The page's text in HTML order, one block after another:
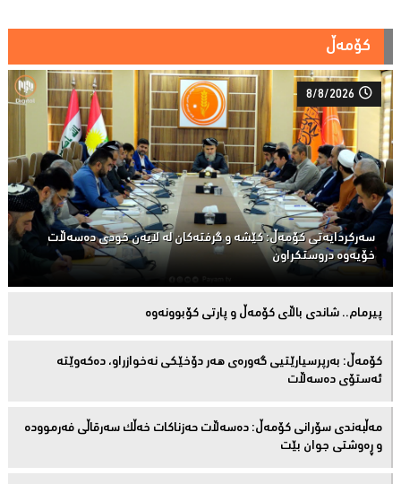
کۆمەڵ
8/8/2026
سەركردایەتی كۆمەڵ: كێشە و گرفتەكان لە لایەن خودی دەسەڵات
خۆیەوە دروستكراون
پیرمام.. شاندی باڵای كۆمه‌ڵ و پارتی كۆبوونه‌وه‌
كۆمەڵ: بەرپرسیارێتیی گەورەی هەر دۆخێکی نەخوازراو، دەكەوێتە
ئەستۆی دەسەڵات
مەڵبەندى سۆرانى کۆمەڵ: دەسەڵات حەزناکات خەڵک سەرقاڵى فەرموودە
و ڕەوشتى جوان بێت